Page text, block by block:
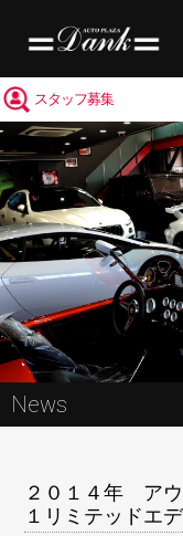
スタッフ募集
News
２０１４年 ア
１リミテッドエ